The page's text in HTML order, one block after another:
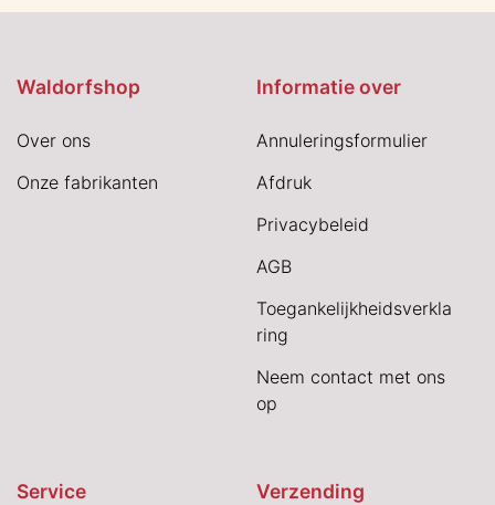
Waldorfshop
Over ons
Onze fabrikanten
Informatie over
Annuleringsformulier
Afdruk
Privacybeleid
AGB
Toegankelijkheidsverkla
ring
Neem contact met ons
op
Service Verzending